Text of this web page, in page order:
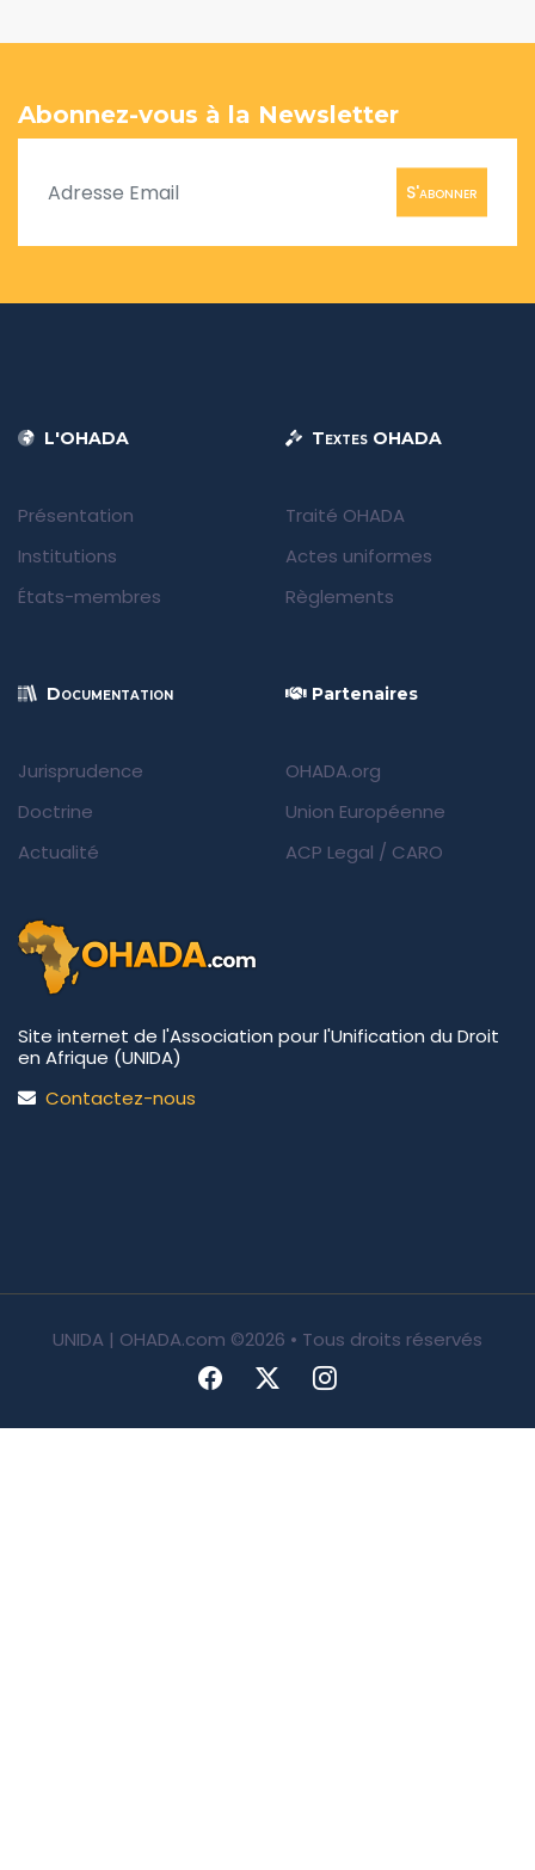
Abonnez-vous à la Newsletter
S'abonner
L'OHADA
Présentation
Institutions
États-membres
Textes OHADA
Traité OHADA
Actes uniformes
Règlements
Documentation
Jurisprudence
Doctrine
Actualité
Partenaires
OHADA.org
Union Européenne
ACP Legal / CARO
Site internet de l'Association pour l'Unification du Droit
en Afrique (UNIDA)
Contactez-nous
UNIDA | OHADA.com ©2026 • Tous droits réservés